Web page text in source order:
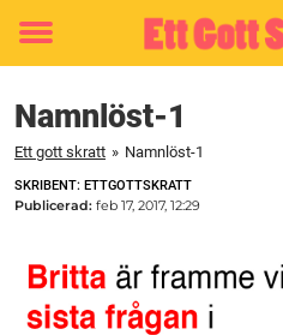
Toggle
Namnlöst-1
Ett gott skratt » Namnlöst-1
SKRIBENT: ETTGOTTSKRATT
Publicerad: feb 17, 2017, 12:29